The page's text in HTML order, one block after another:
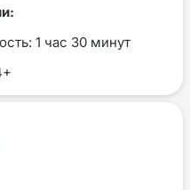
1 час 30 минут